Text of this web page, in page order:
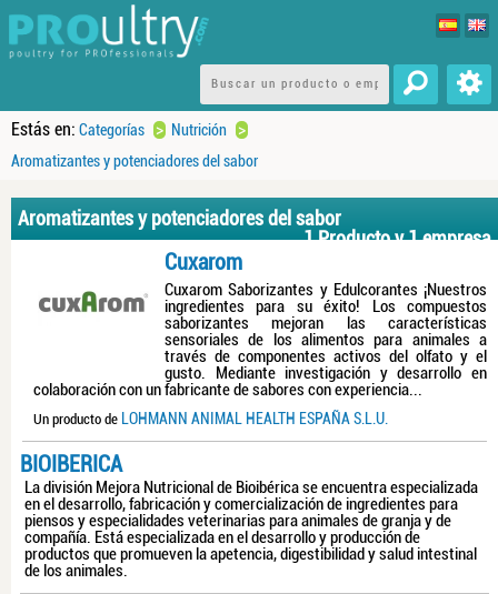
Estás en: Categorías > Nutrición >
Aromatizantes y potenciadores del sabor
Aromatizantes y potenciadores del sabor
1 Producto y 1 empresa
Cuxarom
Cuxarom Saborizantes y Edulcorantes ¡Nuestros
ingredientes para su éxito! Los compuestos
saborizantes mejoran las características
sensoriales de los alimentos para animales a
través de componentes activos del olfato y el
gusto. Mediante investigación y desarrollo en
colaboración con un fabricante de sabores con experiencia...
Un producto de LOHMANN ANIMAL HEALTH ESPAÑA S.L.U.
BIOIBERICA
La división Mejora Nutricional de Bioibérica se encuentra especializada
en el desarrollo, fabricación y comercialización de ingredientes para
piensos y especialidades veterinarias para animales de granja y de
compañía. Está especializada en el desarrollo y producción de
productos que promueven la apetencia, digestibilidad y salud intestinal
de los animales.